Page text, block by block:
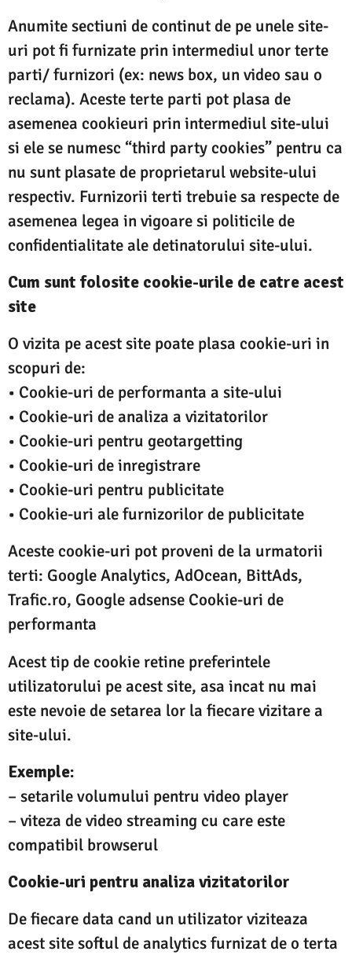
Anumite sectiuni de continut de pe unele site-
uri pot fi furnizate prin intermediul unor terte
parti/ furnizori (ex: news box, un video sau o
reclama). Aceste terte parti pot plasa de
asemenea cookieuri prin intermediul site-ului
si ele se numesc “third party cookies” pentru ca
nu sunt plasate de proprietarul website-ului
respectiv. Furnizorii terti trebuie sa respecte de
asemenea legea in vigoare si politicile de
confidentialitate ale detinatorului site-ului.
Cum sunt folosite cookie-urile de catre acest
site
O vizita pe acest site poate plasa cookie-uri in
scopuri de:
• Cookie-uri de performanta a site-ului
• Cookie-uri de analiza a vizitatorilor
• Cookie-uri pentru geotargetting
• Cookie-uri de inregistrare
• Cookie-uri pentru publicitate
• Cookie-uri ale furnizorilor de publicitate
Aceste cookie-uri pot proveni de la urmatorii
terti: Google Analytics, AdOcean, BittAds,
Trafic.ro, Google adsense Cookie-uri de
performanta
Acest tip de cookie retine preferintele
utilizatorului pe acest site, asa incat nu mai
este nevoie de setarea lor la fiecare vizitare a
site-ului.
Exemple:
– setarile volumului pentru video player
– viteza de video streaming cu care este
compatibil browserul
Cookie-uri pentru analiza vizitatorilor
De fiecare data cand un utilizator viziteaza
acest site softul de analytics furnizat de o terta